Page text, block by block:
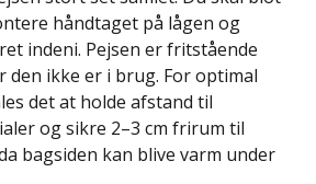
håndtaget på lågen og
indeni. Pejsen er fritstående
den ikke er i brug. For optimal
det at holde afstand til
og sikre 2–3 cm frirum til
bagsiden kan blive varm under